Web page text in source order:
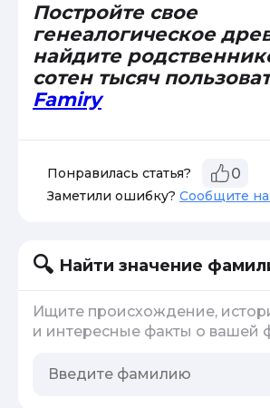
Постройте свое
генеалогическое
найдите
сотен тысяч
Famiry
Понравилась статья? 0
Заметили ошибку? Сообщите
Найти значение
Ищите происхождение,
и интересные факты о вашей